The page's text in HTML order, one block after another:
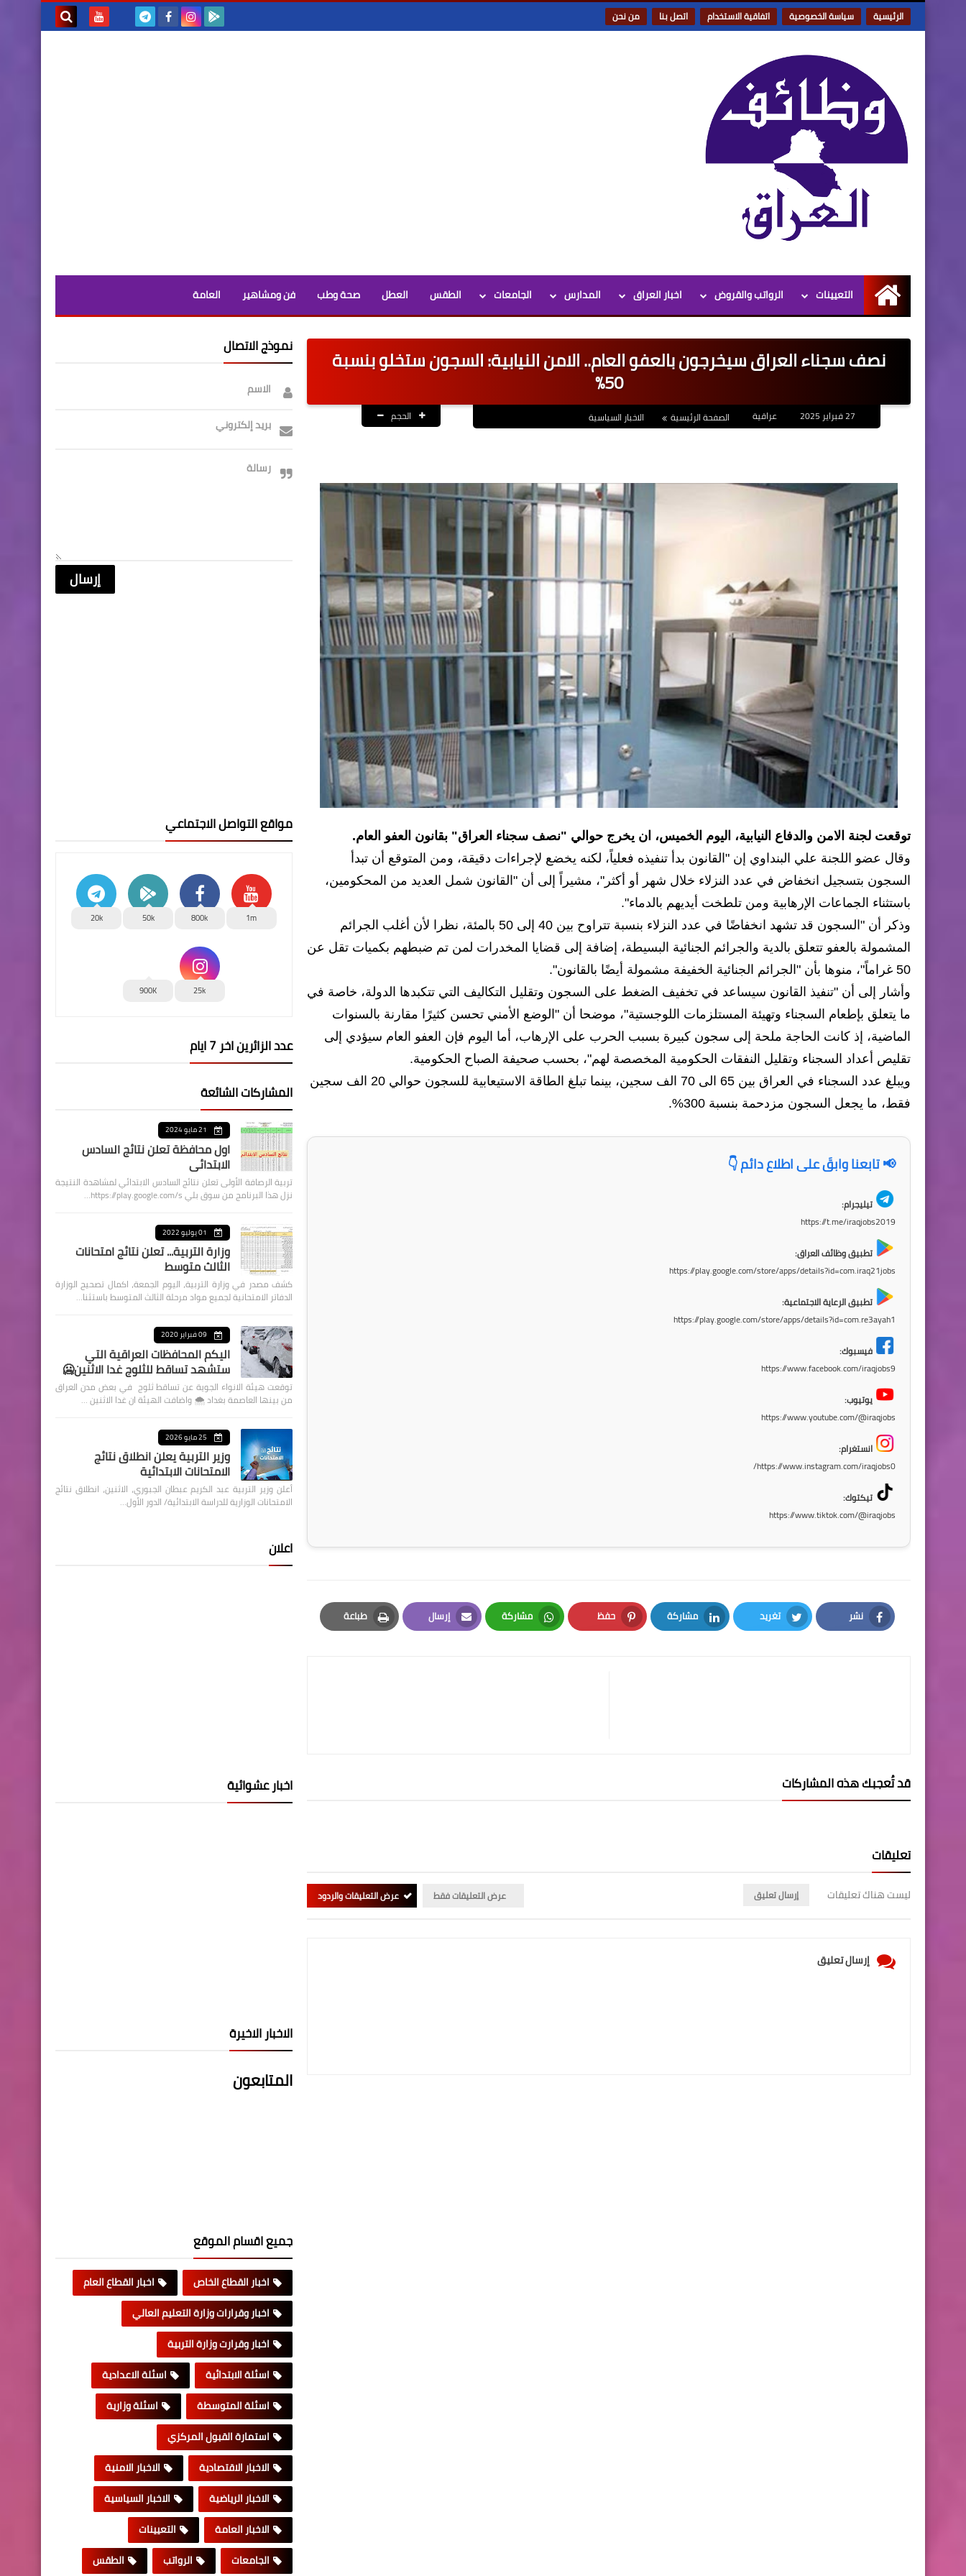
الرئيسية سياسة الخصوصية اتفاقية الاستخدام اتصل بنا من نحن
الرئيسية
التعيينات الرواتب والقروض اخبار العراق المدارس الجامعات الطقس العطل صحة وطب فن ومشاهير العامة
نصف سجناء العراق سيخرجون بالعفو العام.. الامن النيابية: السجون ستخلو بنسبة
50%
عراقية الصفحة الرئيسية الاخبار السياسية الحجم
توقعت لجنة الامن والدفاع النيابية، اليوم الخميس، ان يخرج حوالي "نصف سجناء العراق" بقانون العفو العام.
وقال عضو اللجنة علي البنداوي إن "القانون بدأ تنفيذه فعلياً، لكنه يخضع لإجراءات دقيقة، ومن المتوقع أن تبدأ
السجون بتسجيل انخفاض في عدد النزلاء خلال شهر أو أكثر"، مشيراً إلى أن "القانون شمل العديد من المحكومين،
باستثناء الجماعات الإرهابية ومن تلطخت أيديهم بالدماء".
وذكر أن "السجون قد تشهد انخفاضًا في عدد النزلاء بنسبة تتراوح بين 40 إلى 50 بالمئة، نظرا لأن أغلب الجرائم
المشمولة بالعفو تتعلق بالدية والجرائم الجنائية البسيطة، إضافة إلى قضايا المخدرات لمن تم ضبطهم بكميات تقل عن
50 غراماً"، منوها بأن "الجرائم الجنائية الخفيفة مشمولة أيضًا بالقانون".
وأشار إلى أن "تنفيذ القانون سيساعد في تخفيف الضغط على السجون وتقليل التكاليف التي تتكبدها الدولة، خاصة في
ما يتعلق بإطعام السجناء وتهيئة المستلزمات اللوجستية"، موضحا أن "الوضع الأمني تحسن كثيرًا مقارنة بالسنوات
الماضية، إذ كانت الحاجة ملحة إلى سجون كبيرة بسبب الحرب على الإرهاب، أما اليوم فإن العفو العام سيؤدي إلى
تقليص أعداد السجناء وتقليل النفقات الحكومية المخصصة لهم"، بحسب صحيفة الصباح الحكومية.
ويبلغ عدد السجناء في العراق بين 65 الى 70 الف سجين، بينما تبلغ الطاقة الاستيعابية للسجون حوالي 20 الف سجين
فقط، ما يجعل السجون مزدحمة بنسبة 300%.
📢 تابعنا وابقَ على اطلاع دائم 👇
تيليجرام:
https://t.me/iraqjobs2019
تطبيق وظائف العراق:
https://play.google.com/store/apps/details?id=com.iraq21jobs
تطبيق الرعاية الاجتماعية:
https://play.google.com/store/apps/details?id=com.re3ayah1
فيسبوك:
https://www.facebook.com/iraqjobs9
يوتيوب:
https://www.youtube.com/@iraqjobs
انستغرام:
https://www.instagram.com/iraqjobs0/
تيكتوك:
https://www.tiktok.com/@iraqjobs
نشر
Facebook
تغريد
Twitter
مشاركة
LinkedIn
حفظ
Pinterest
مشاركة
Whatsapp
إرسال
Email
طباعة
Print
قد تُعجبك هذه المشاركات
تعليقات
ليست هناك تعليقات إرسال تعليق عرض التعليقات فقط عرض التعليقات والردود
إرسال تعليق
نموذج الاتصال
الاسم
بريد إلكتروني
رسالة
مواقع التواصل الاجتماعي
1m
800k
50k
20k
25k
900K
عدد الزائرين اخر 7 ايام
المشاركات الشائعة
21 مايو 2024
اول محافظة تعلن نتائج السادس
الابتدائي
تربية الرصافة الأولى تعلن نتائج السادس الابتدائي لمشاهدة النتيجة
نزل هذا البرنامج من سوق بلي https://play.google.com/s…
01 يوليو 2022
وزارة التربية... تعلن نتائج امتحانات
الثالث متوسط
كشف مصدر في وزارة التربية، اليوم الجمعة، اكمال تصحيح الوزارة
الدفاتر الامتحانية لجميع مواد مرحلة الثالث المتوسط باستثنا…
09 فبراير 2020
اليكم المحافظات العراقية التي
ستشهد تساقط للثلوج غدا الاثنين🥶
توقعت هيئة الانواء الجوية عن تساقط ثلوج في بعض مدن العراق
من بينها العاصمة بغداد ⁦🌨️⁩ واضافت الهيئة ان غدا الاثنين …
25 مايو 2026
وزير التربية يعلن انطلاق نتائج
الامتحانات الابتدائية
أعلن وزير التربية عبد الكريم عبطان الجبوري، الاثنين، انطلاق نتائج
الامتحانات الوزارية للدراسة الابتدائية/ الدور الأول…
اعلان
اخبار عشوائية
الاخبار الاخيرة
المتابعون
جميع اقسام الموقع
اخبار القطاع الخاص
اخبار القطاع العام
اخبار وقرارات وزارة التعليم العالي
اخبار وقرارت وزارة التربية
اسئلة الابتدائية
اسئلة الاعدادية
اسئلة المتوسطة
اسئلة وزارية
استمارة القبول المركزي
الاخبار الاقتصادية
الاخبار الامنية
الاخبار الرياضية
الاخبار السياسية
الاخبار العامة
التعيينات
الجامعات
الرواتب الطقس